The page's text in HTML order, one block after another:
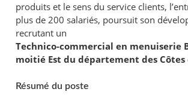
produits et le sens du service clients,
plus de 200 salariés, poursuit son
recrutant un
Technico-commercial en menuiserie
moitié Est du département des Côtes
Résumé du poste